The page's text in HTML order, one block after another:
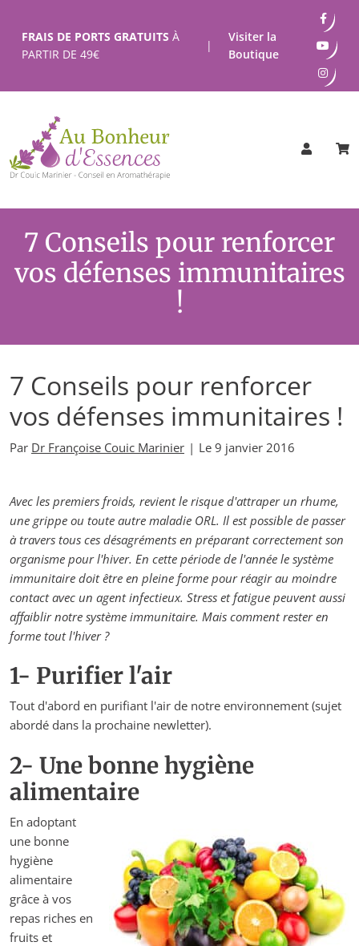
contenu
FRAIS DE PORTS GRATUITS À
PARTIR DE 49€
|
Visiter la
Boutique
7 Conseils pour renforcer
vos défenses immunitaires
!
7 Conseils pour renforcer
vos défenses immunitaires !
Par Dr Françoise Couic Marinier | Le 9 janvier 2016
Avec les premiers froids, revient le risque d'attraper un rhume,
une grippe ou toute autre maladie ORL. Il est possible de passer
à travers tous ces désagréments en préparant correctement son
organisme pour l'hiver. En cette période de l'année le système
immunitaire doit être en pleine forme pour réagir au moindre
contact avec un agent infectieux. Stress et fatigue peuvent aussi
affaiblir notre système immunitaire. Mais comment rester en
forme tout l'hiver ?
1- Purifier l'air
Tout d'abord en purifiant l'air de notre environnement (sujet
abordé dans la prochaine newletter).
2- Une bonne hygiène
alimentaire
En adoptant
une bonne
hygiène
alimentaire
grâce à vos
repas riches en
fruits et